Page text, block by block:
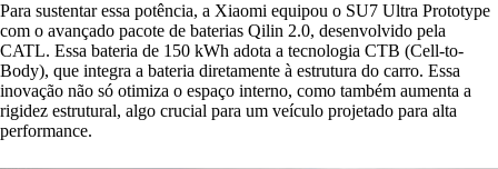
Para sustentar essa potência, a Xiaomi equipou o SU7 Ultra Prototype
com o avançado pacote de baterias Qilin 2.0, desenvolvido pela
CATL. Essa bateria de 150 kWh adota a tecnologia CTB (Cell-to-
Body), que integra a bateria diretamente à estrutura do carro. Essa
inovação não só otimiza o espaço interno, como também aumenta a
rigidez estrutural, algo crucial para um veículo projetado para alta
performance.